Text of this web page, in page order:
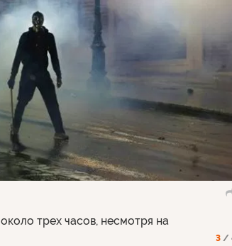
трех часов, несмотря на
3 /